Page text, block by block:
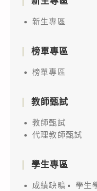
新生專區
榜單專區
榜單專區
教師甄試
教師甄試
代理教師甄試
學生專區
成績缺曠
學生